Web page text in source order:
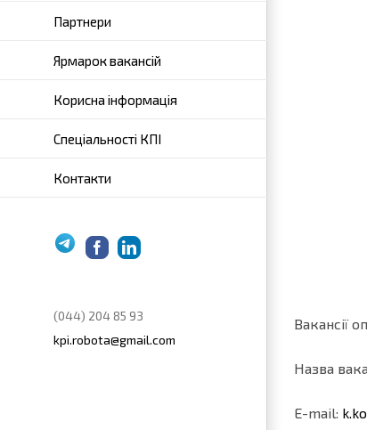
Партнери
Ярмарок вакансій
Корисна інформація
Спеціальності КПІ
Контакти
TelegramFacebookLinkedIn
(044) 204 85 93
kpi.robota@gmail.com
Вакансії
Назва
E-mail: